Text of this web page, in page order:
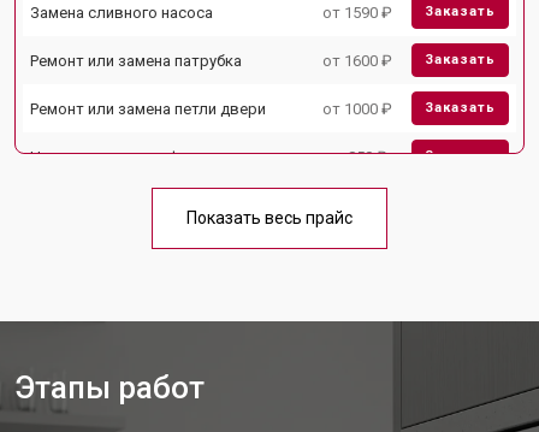
Замена сливного насоса от 1590 ₽ Заказать
Ремонт или замена патрубка от 1600 ₽ Заказать
Ремонт или замена петли двери от 1000 ₽ Заказать
Чистка заливного фильтра-сеточки от 850 ₽ Заказать
Ремонт теплообменника от 2000 ₽
Ремонт или замена системы защиты
от протечек
Заказать
Показать весь прайс
Этапы работ